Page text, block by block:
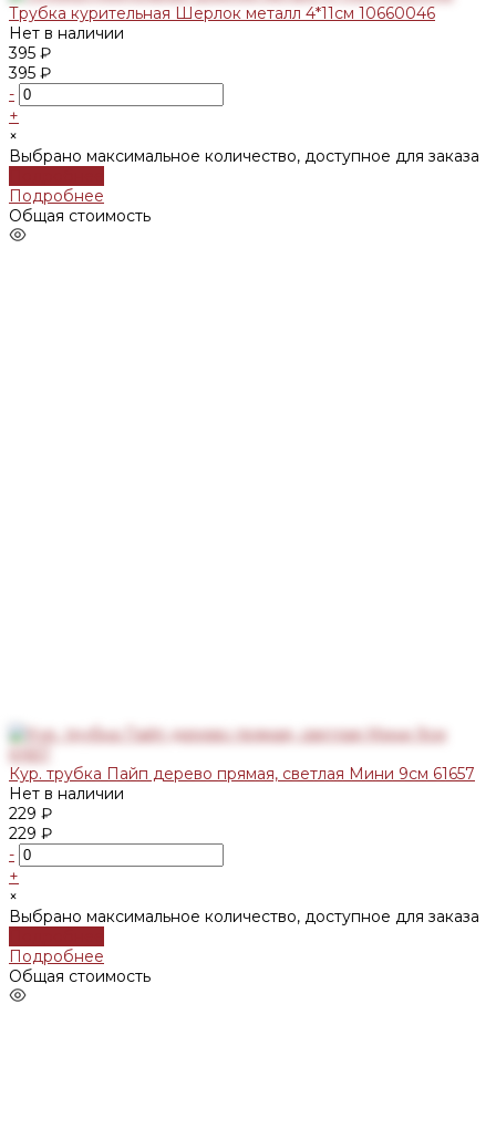
Трубка курительная Шерлок металл 4*11см 10660046
Нет в наличии
395 ₽
395 ₽
-
+
×
Выбрано максимальное количество, доступное для заказа
Подробнее
Общая стоимость
Кур. трубка Пайп дерево прямая, светлая Мини 9см 61657
Нет в наличии
229 ₽
229 ₽
-
+
×
Выбрано максимальное количество, доступное для заказа
Подробнее
Общая стоимость